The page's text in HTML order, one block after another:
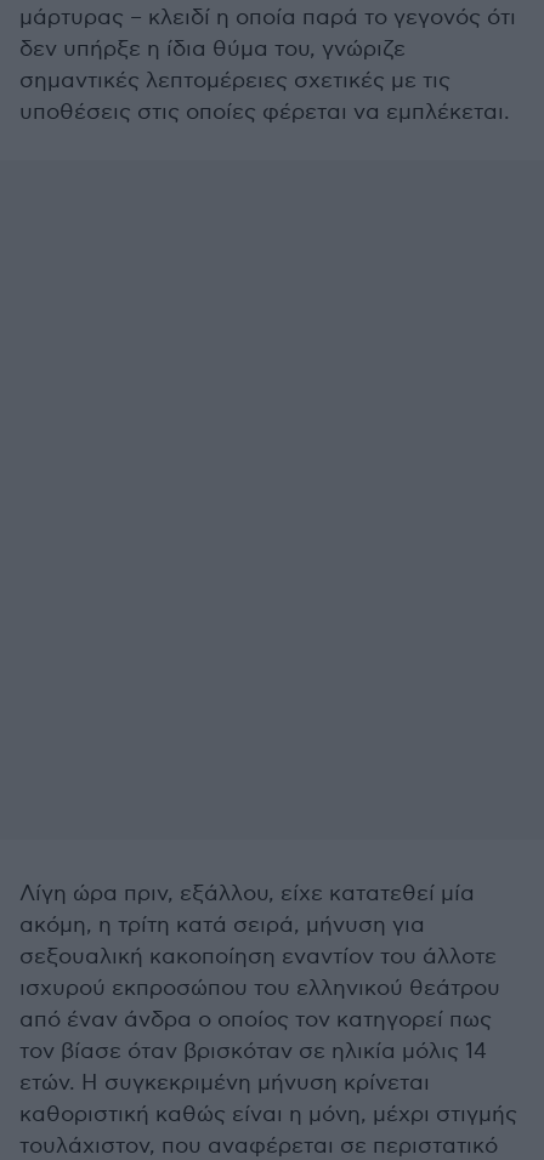
μάρτυρας – κλειδί η οποία παρά το γεγονός ότι
δεν υπήρξε η ίδια θύμα του, γνώριζε
σημαντικές λεπτομέρειες σχετικές με τις
υποθέσεις στις οποίες φέρεται να εμπλέκεται.
Λίγη ώρα πριν, εξάλλου, είχε κατατεθεί μία
ακόμη, η τρίτη κατά σειρά, μήνυση για
σεξουαλική κακοποίηση εναντίον του άλλοτε
ισχυρού εκπροσώπου του ελληνικού θεάτρου
από έναν άνδρα ο οποίος τον κατηγορεί πως
τον βίασε όταν βρισκόταν σε ηλικία μόλις 14
ετών. Η συγκεκριμένη μήνυση κρίνεται
καθοριστική καθώς είναι η μόνη, μέχρι στιγμής
τουλάχιστον, που αναφέρεται σε περιστατικό